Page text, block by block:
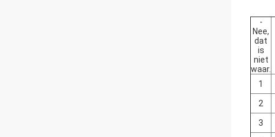
-
Nee,
dat
is
niet
waar.
1
2
3